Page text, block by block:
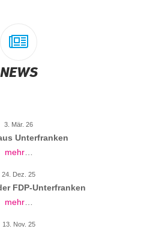
NEWS
3. Mär. 26
Unterfranken
mehr…
24. Dez. 25
FDP-Unterfranken
mehr…
13. Nov. 25